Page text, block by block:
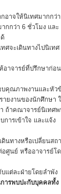
อาจให้นิเทศมากกว่
กกว่า 6 ชั่วโมง และ
ศจะเดินทางไปนิเทศ
อาจารย์ที่ปรึกษาก่อน
บคุณภาพงานและหัว
ยงานของนักศึกษา
ถ้าคณาจารย์นิเทศ
ารเข้าใจ และแจ้ง
นทางหรือเปลี่ยนสถ
ศูนย์ หรืออาจารย์โ
แต่ละฝ่ายโดยลำพัง
การพบปะกับบุคคลทั้ง